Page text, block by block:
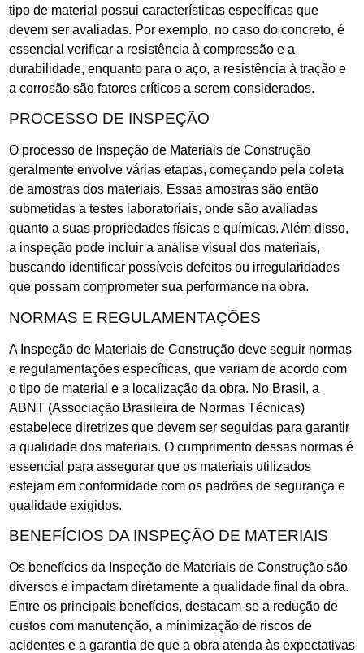
tipo de material possui características específicas que
devem ser avaliadas. Por exemplo, no caso do concreto, é
essencial verificar a resistência à compressão e a
durabilidade, enquanto para o aço, a resistência à tração e
a corrosão são fatores críticos a serem considerados.
PROCESSO DE INSPEÇÃO
O processo de Inspeção de Materiais de Construção
geralmente envolve várias etapas, começando pela coleta
de amostras dos materiais. Essas amostras são então
submetidas a testes laboratoriais, onde são avaliadas
quanto a suas propriedades físicas e químicas. Além disso,
a inspeção pode incluir a análise visual dos materiais,
buscando identificar possíveis defeitos ou irregularidades
que possam comprometer sua performance na obra.
NORMAS E REGULAMENTAÇÕES
A Inspeção de Materiais de Construção deve seguir normas
e regulamentações específicas, que variam de acordo com
o tipo de material e a localização da obra. No Brasil, a
ABNT (Associação Brasileira de Normas Técnicas)
estabelece diretrizes que devem ser seguidas para garantir
a qualidade dos materiais. O cumprimento dessas normas é
essencial para assegurar que os materiais utilizados
estejam em conformidade com os padrões de segurança e
qualidade exigidos.
BENEFÍCIOS DA INSPEÇÃO DE MATERIAIS
Os benefícios da Inspeção de Materiais de Construção são
diversos e impactam diretamente a qualidade final da obra.
Entre os principais benefícios, destacam-se a redução de
custos com manutenção, a minimização de riscos de
acidentes e a garantia de que a obra atenda às expectativas